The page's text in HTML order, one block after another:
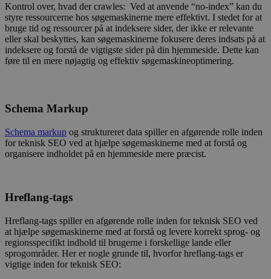
Kontrol over, hvad der crawles: Ved at anvende “no-index” kan du
styre ressourcerne hos søgemaskinerne mere effektivt. I stedet for at
bruge tid og ressourcer på at indeksere sider, der ikke er relevante
eller skal beskyttes, kan søgemaskinerne fokusere deres indsats på at
indeksere og forstå de vigtigste sider på din hjemmeside. Dette kan
føre til en mere nøjagtig og effektiv søgemaskineoptimering.
Schema Markup
Schema markup og struktureret data spiller en afgørende rolle inden
for teknisk SEO ved at hjælpe søgemaskinerne med at forstå og
organisere indholdet på en hjemmeside mere præcist.
Hreflang-tags
Hreflang-tags spiller en afgørende rolle inden for teknisk SEO ved
at hjælpe søgemaskinerne med at forstå og levere korrekt sprog- og
regionsspecifikt indhold til brugerne i forskellige lande eller
sprogområder. Her er nogle grunde til, hvorfor hreflang-tags er
vigtige inden for teknisk SEO: